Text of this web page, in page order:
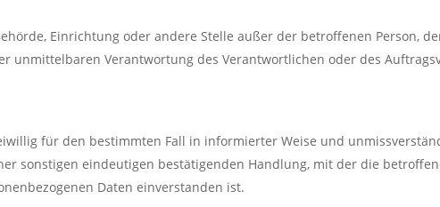
Einrichtung oder andere Stelle außer der betroffenen Person,
unmittelbaren Verantwortung des Verantwortlichen oder des
für den bestimmten Fall in informierter Weise und
sonstigen eindeutigen bestätigenden Handlung, mit der die
Daten einverstanden ist.